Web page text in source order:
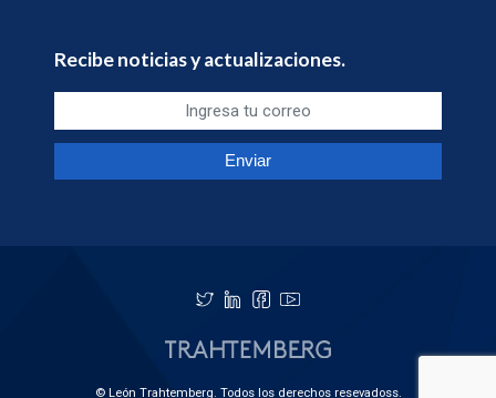
Recibe noticias y actualizaciones.
© León Trahtemberg. Todos los derechos resevadoss.